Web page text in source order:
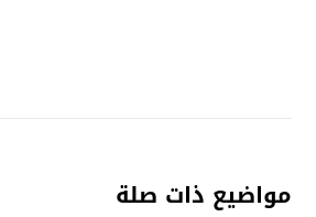
مواضيع ذات صلة